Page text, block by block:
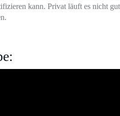
kann. Privat läuft es nicht